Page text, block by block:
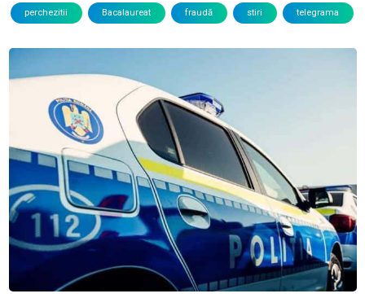
perchezitii Bacalaureat fraudă stiri telegrama